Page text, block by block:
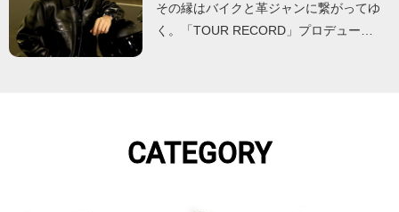
その縁はバイクと革ジャンに繋がってゆ
く。「TOUR RECORD」プロデュー…
CATEGORY